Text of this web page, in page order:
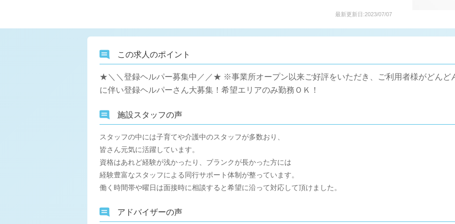
最新更新日:2023/07/07
この求人のポイント
★＼＼登録ヘルパー募集中／／★ ※事業所オープン以来ご好評をいただき、ご利用者様がどん
に伴い登録ヘルパーさん大募集！希望エリアのみ勤務ＯＫ！
施設スタッフの声
スタッフの中には子育てや介護中のスタッフが多数おり、
皆さん元気に活躍しています。
資格はあれど経験が浅かったり、ブランクが長かった方には
経験豊富なスタッフによる同行サポート体制が整っています。
働く時間帯や曜日は面接時に相談すると希望に沿って対応して頂けました。
アドバイザーの声